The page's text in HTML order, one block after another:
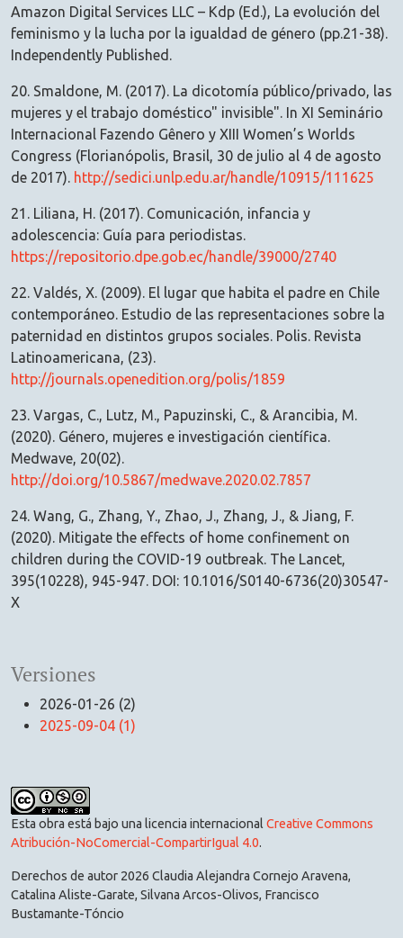
Versiones
2026-01-26 (2)
2025-09-04 (1)
Amazon Digital Services LLC – Kdp (Ed.), La evolución del
feminismo y la lucha por la igualdad de género (pp.21-38).
Independently Published.
20. Smaldone, M. (2017). La dicotomía público/privado, las
mujeres y el trabajo doméstico" invisible". In XI Seminário
Internacional Fazendo Gênero y XIII Women’s Worlds
Congress (Florianópolis, Brasil, 30 de julio al 4 de agosto
de 2017). http://sedici.unlp.edu.ar/handle/10915/111625
21. Liliana, H. (2017). Comunicación, infancia y
adolescencia: Guía para periodistas.
https://repositorio.dpe.gob.ec/handle/39000/2740
22. Valdés, X. (2009). El lugar que habita el padre en Chile
contemporáneo. Estudio de las representaciones sobre la
paternidad en distintos grupos sociales. Polis. Revista
Latinoamericana, (23).
http://journals.openedition.org/polis/1859
23. Vargas, C., Lutz, M., Papuzinski, C., & Arancibia, M.
(2020). Género, mujeres e investigación científica.
Medwave, 20(02).
http://doi.org/10.5867/medwave.2020.02.7857
24. Wang, G., Zhang, Y., Zhao, J., Zhang, J., & Jiang, F.
(2020). Mitigate the effects of home confinement on
children during the COVID-19 outbreak. The Lancet,
395(10228), 945-947. DOI: 10.1016/S0140-6736(20)30547-
X
Esta obra está bajo una licencia internacional Creative Commons
Atribución-NoComercial-CompartirIgual 4.0.
Derechos de autor 2026 Claudia Alejandra Cornejo Aravena,
Catalina Aliste-Garate, Silvana Arcos-Olivos, Francisco
Bustamante-Tóncio